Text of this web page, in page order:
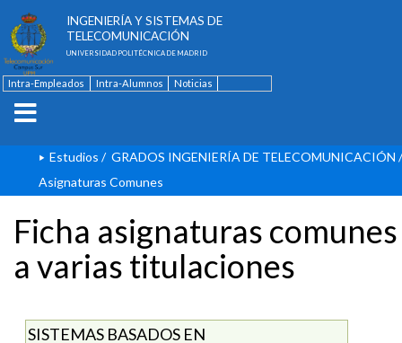
INGENIERÍA Y SISTEMAS DE
TELECOMUNICACIÓN
UNIVERSIDAD POLITÉCNICA DE MADRID
Intra-Empleados Intra-Alumnos
Noticias
Estudios / GRADOS INGENIERÍA DE TELECOMUNICACIÓN /
Asignaturas Comunes
Ficha asignaturas comunes
a varias titulaciones
SISTEMAS BASADOS EN